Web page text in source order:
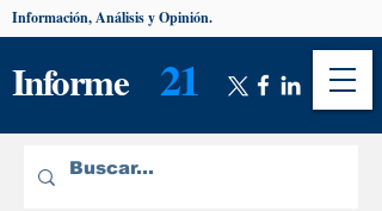
Informe 21
Información, Análisis y Opinión.